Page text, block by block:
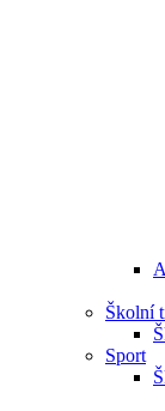
Školní
Sport